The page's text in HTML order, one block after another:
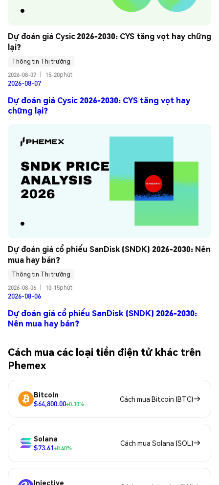
Dự đoán giá Cysic 2026-2030: CYS tăng vọt hay chững
lại?
Thông tin Thị trường
2026-08-07
15-20phút
2026-08-07
Dự đoán giá Cysic 2026-2030: CYS tăng vọt hay
chững lại?
Dự đoán giá cổ phiếu SanDisk (SNDK) 2026-2030: Nên
mua hay bán?
Thông tin Thị trường
2026-08-06
10-15phút
2026-08-06
Dự đoán giá cổ phiếu SanDisk (SNDK) 2026-2030:
Nên mua hay bán?
Cách mua các loại tiền điện tử khác trên
Phemex
Bitcoin
$64,800.00+0.30%
Cách mua Bitcoin (BTC)
Solana
$73.61+0.40%
Cách mua Solana (SOL)
Injective